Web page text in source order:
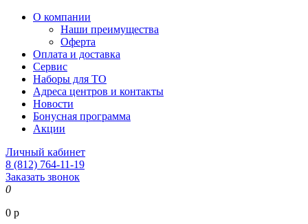
О компании
Наши преимущества
Оферта
Оплата и доставка
Сервис
Наборы для ТО
Адреса центров и контакты
Новости
Бонусная программа
Акции
Личный кабинет
8 (812) 764-11-19
Заказать звонок
0
0 р